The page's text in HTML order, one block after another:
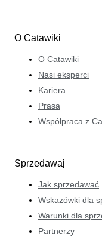
O Catawiki
O Catawiki
Nasi eksperci
Kariera
Prasa
Współpraca z
Sprzedawaj
Jak sprzedawać
Wskazówki dla
Warunki dla
Partnerzy